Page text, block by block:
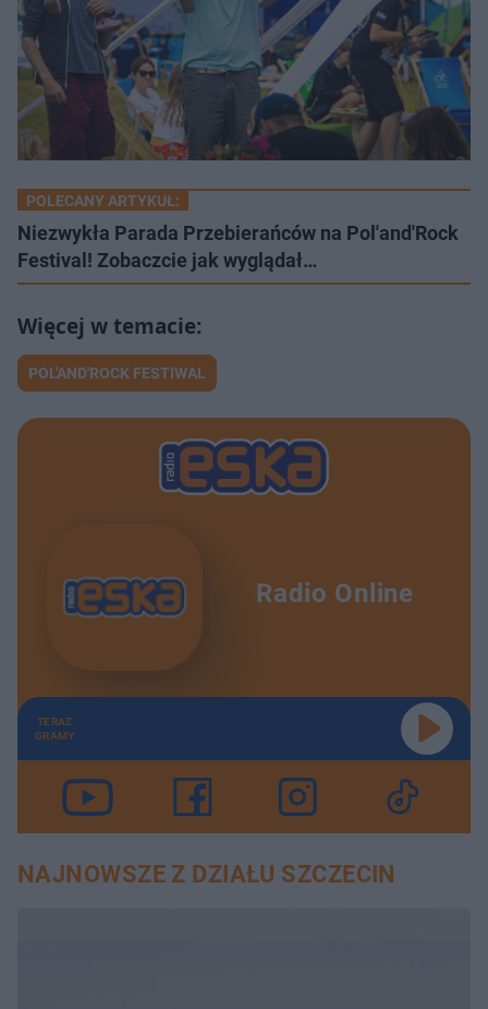
POLECANY ARTYKUŁ:
Niezwykła Parada Przebierańców na Pol'and'Rock
Festival! Zobaczcie jak wyglądał…
POL'AND'ROCK FESTIWAL
Radio Online
TERAZ
GRAMY
NAJNOWSZE Z DZIAŁU SZCZECIN